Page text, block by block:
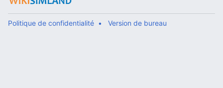
Politique de confidentialité Version de bureau